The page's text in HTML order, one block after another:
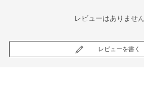
レビューはありません
レビューを書く